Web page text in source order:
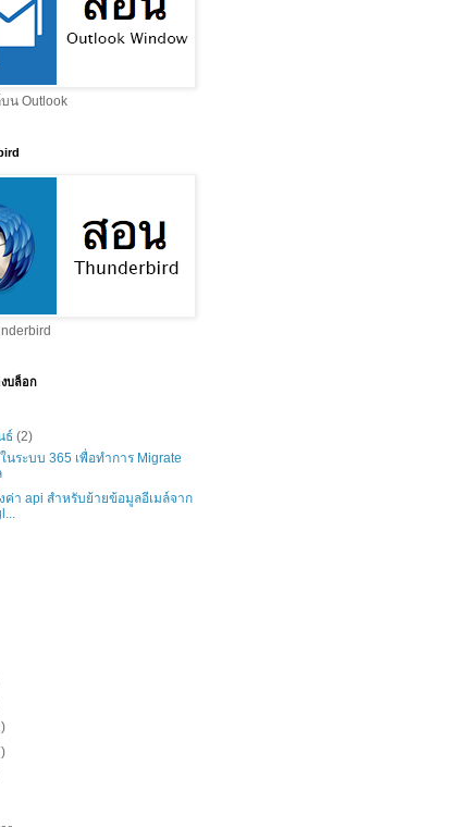
น Outlook
บล็อก
ธ์(2)
นระบบ 365 เพื่อทำการ Migrate
ค่า api สำหรับย้ายข้อมูลอีเมล์จาก